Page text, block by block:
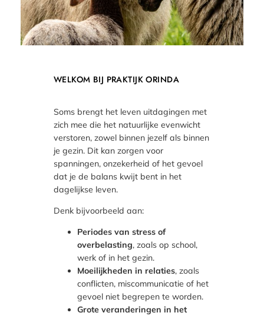
WELKOM BIJ PRAKTIJK ORINDA
Soms brengt het leven uitdagingen met
zich mee die het natuurlijke evenwicht
verstoren, zowel binnen jezelf als binnen
je gezin. Dit kan zorgen voor
spanningen, onzekerheid of het gevoel
dat je de balans kwijt bent in het
dagelijkse leven.
Denk bijvoorbeeld aan:
Periodes van stress of
overbelasting, zoals op school,
werk of in het gezin.
Moeilijkheden in relaties, zoals
conflicten, miscommunicatie of het
gevoel niet begrepen te worden.
Grote veranderingen in het